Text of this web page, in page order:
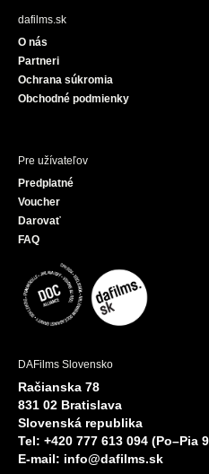
dafilms.sk
O nás
Partneri
Ochrana súkromia
Obchodné podmienky
Pre užívateľov
Predplatné
Voucher
Darovať
FAQ
DAFilms Slovensko
Račianska 78
831 02 Bratislava
Slovenská republika
Tel: +420 777 613 094 (Po–Pia
E-mail: info@dafilms.sk